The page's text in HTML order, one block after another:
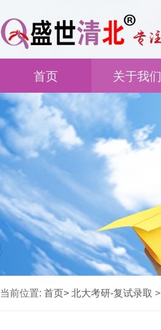
首页 关于我们
当前位置: 首页> 北大考研-复试录取 >